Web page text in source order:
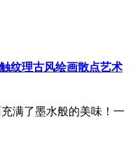
纹理古风绘画散点艺术
满了墨水般的美味！一